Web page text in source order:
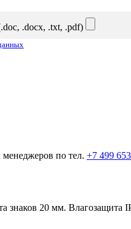
.docx, .txt, .pdf)
по тел. +7 499
20 мм. Влагозащита